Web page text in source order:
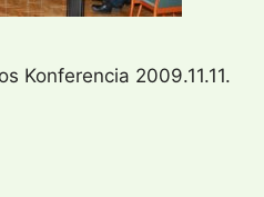
Konferencia 2009.11.11.